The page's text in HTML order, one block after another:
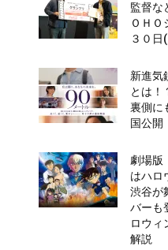
監督な
ＯＨＯ
３０日
新進気
とは！
裏側に
国公開
劇場版
はハロ
渋谷が
バーも
ロウィ
解説